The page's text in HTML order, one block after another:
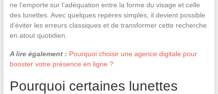
ne l’emporte sur l’adéquation entre la forme du visage et celle
des lunettes. Avec quelques repères simples, il devient possible
d’éviter les erreurs classiques et de transformer cette recherche
en atout quotidien.
A lire également : Pourquoi choisir une agence digitale pour
booster votre présence en ligne ?
Pourquoi certaines lunettes